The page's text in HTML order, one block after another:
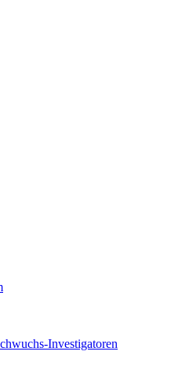
Investigatoren